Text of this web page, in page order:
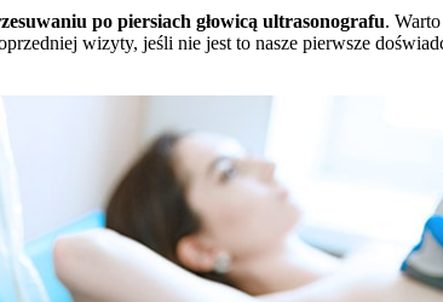
po piersiach głowicą ultrasonografu. Warto
wizyty, jeśli nie jest to nasze pierwsze